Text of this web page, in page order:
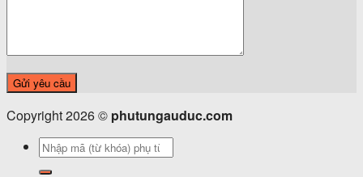
Copyright 2026 © phutungauduc.com
Tìm